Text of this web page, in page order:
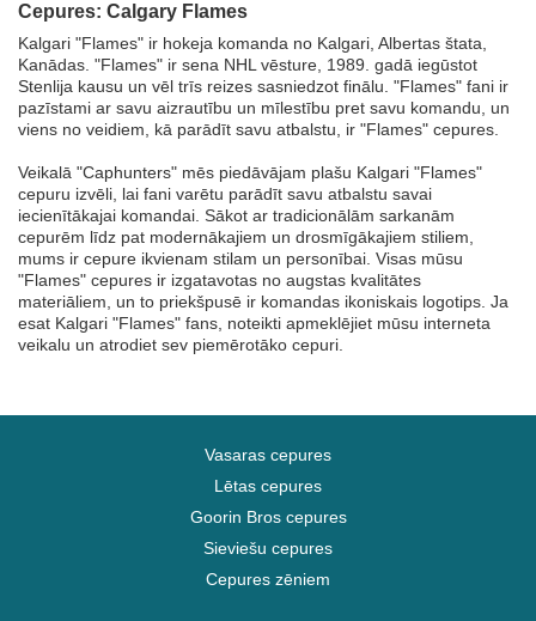
Cepures: Calgary Flames
Kalgari "Flames" ir hokeja komanda no Kalgari, Albertas štata,
Kanādas. "Flames" ir sena NHL vēsture, 1989. gadā iegūstot
Stenlija kausu un vēl trīs reizes sasniedzot finālu. "Flames" fani ir
pazīstami ar savu aizrautību un mīlestību pret savu komandu, un
viens no veidiem, kā parādīt savu atbalstu, ir "Flames" cepures.
Veikalā "Caphunters" mēs piedāvājam plašu Kalgari "Flames"
cepuru izvēli, lai fani varētu parādīt savu atbalstu savai
iecienītākajai komandai. Sākot ar tradicionālām sarkanām
cepurēm līdz pat modernākajiem un drosmīgākajiem stiliem,
mums ir cepure ikvienam stilam un personībai. Visas mūsu
"Flames" cepures ir izgatavotas no augstas kvalitātes
materiāliem, un to priekšpusē ir komandas ikoniskais logotips. Ja
esat Kalgari "Flames" fans, noteikti apmeklējiet mūsu interneta
veikalu un atrodiet sev piemērotāko cepuri.
Vasaras cepures
Lētas cepures
Goorin Bros cepures
Sieviešu cepures
Cepures zēniem